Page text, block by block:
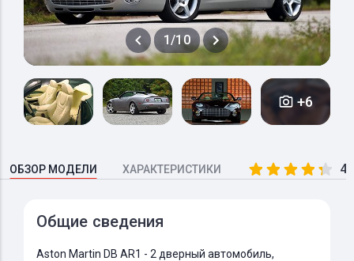
1/10
+6
ОБЗОР МОДЕЛИ ХАРАКТЕРИСТИКИ
Общие сведения
Aston Martin DB AR1 - 2 дверный автомобиль,